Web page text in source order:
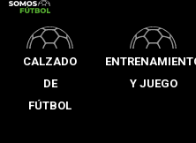
CALZADO
DE
FÚTBOL
Y JUEGO